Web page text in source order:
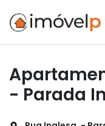
- Parada